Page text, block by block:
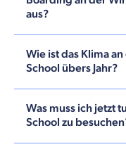
aus?
Wie ist das Klima
School übers Jahr?
Was muss ich jetzt
School zu